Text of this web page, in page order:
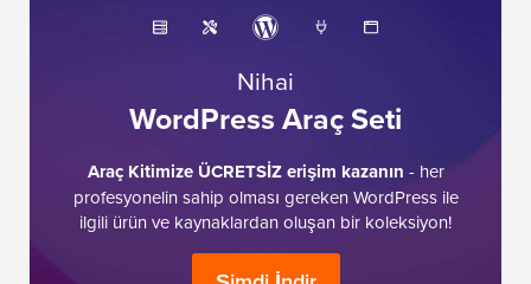
Nihai
WordPress Araç Seti
Araç Kitimize ÜCRETSİZ erişim kazanın - her
profesyonelin sahip olması gereken WordPress ile
ilgili ürün ve kaynaklardan oluşan bir koleksiyon!